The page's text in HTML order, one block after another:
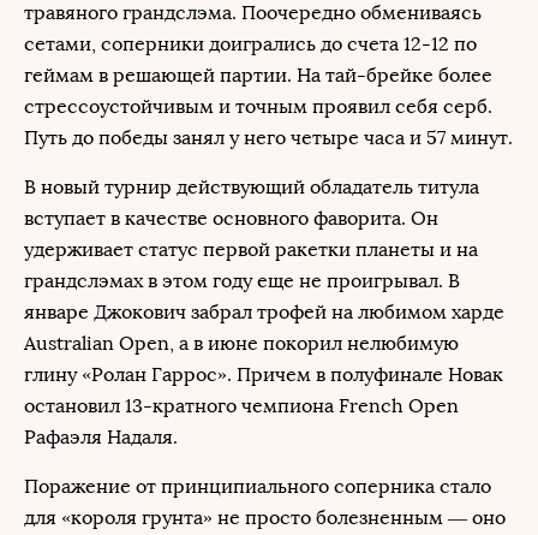
травяного грандслэма. Поочередно обмениваясь
сетами, соперники доигрались до счета 12-12 по
геймам в решающей партии. На тай-брейке более
стрессоустойчивым и точным проявил себя серб.
Путь до победы занял у него четыре часа и 57 минут.
В новый турнир действующий обладатель титула
вступает в качестве основного фаворита. Он
удерживает статус первой ракетки планеты и на
грандслэмах в этом году еще не проигрывал. В
январе Джокович забрал трофей на любимом харде
Australian Open, а в июне покорил нелюбимую
глину «Ролан Гаррос». Причем в полуфинале Новак
остановил 13-кратного чемпиона French Open
Рафаэля Надаля.
Поражение от принципиального соперника стало
для «короля грунта» не просто болезненным — оно